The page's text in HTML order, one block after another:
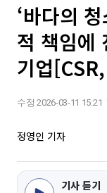
‘바다의
적 책임에
기업
수정 2026-03-11 15:21
정영인 기자
기사 듣기